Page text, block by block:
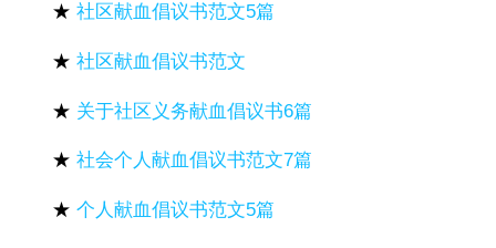
★社区献血倡议书范文5篇
★社区献血倡议书范文
★ 关于社区义务献血倡议书6篇
★社会个人献血倡议书范文7篇
★个人献血倡议书范文5篇